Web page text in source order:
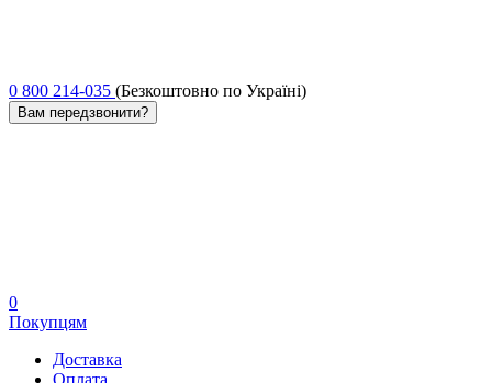
0 800 214-035 (Безкоштовно по Україні)
Вам передзвонити?
0
Покупцям
Доставка
Оплата